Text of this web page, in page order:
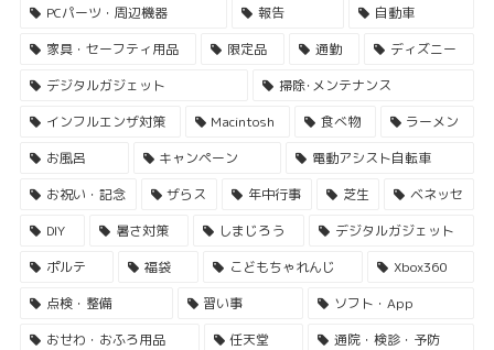
PCパーツ・周辺機器
報告
自動車
家具・セーフティ用品
限定品 通勤
ディズニー
デジタルガジェット
掃除･メンテナンス
インフルエンザ対策
Macintosh 食べ物
ラーメン
お風呂
キャンペーン
電動アシスト自転車
お祝い・記念
ザらス 年中行事 芝生
ベネッセ
DIY
暑さ対策 しまじろう
デジタルガジェット
ポルテ
福袋 こどもちゃれんじ
Xbox360
点検・整備
習い事
ソフト・App
おせわ・おふろ用品
任天堂
通院・検診・予防